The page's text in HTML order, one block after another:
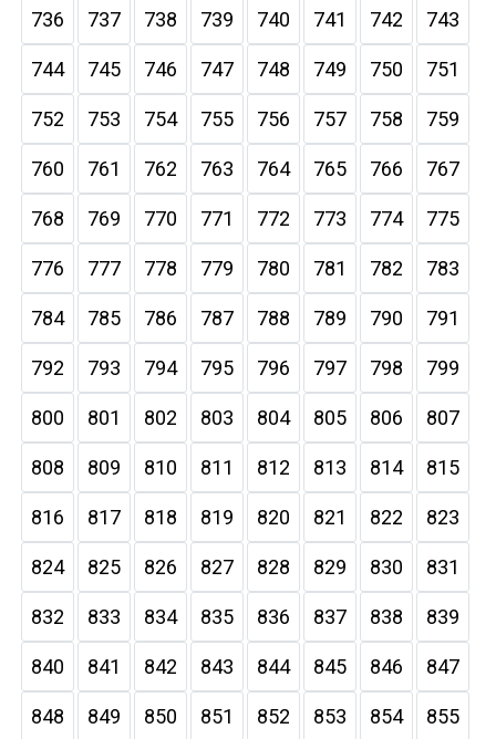
736 737 738 739 740 741 742 743
744 745 746 747 748 749 750 751
752 753 754 755 756 757 758 759
760 761 762 763 764 765 766 767
768 769 770 771 772 773 774 775
776 777 778 779 780 781 782 783
784 785 786 787 788 789 790 791
792 793 794 795 796 797 798 799
800 801 802 803 804 805 806 807
808 809 810 811 812 813 814 815
816 817 818 819 820 821 822 823
824 825 826 827 828 829 830 831
832 833 834 835 836 837 838 839
840 841 842 843 844 845 846 847
848 849 850 851 852 853 854 855